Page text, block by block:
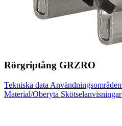
Rörgriptång GRZRO
Tekniska data Användningsområden
Material/Oberyta Skötselanvisningar